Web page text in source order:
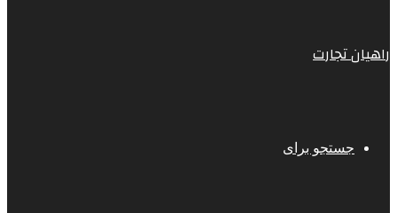
راهیان تجارت
جستجو برای